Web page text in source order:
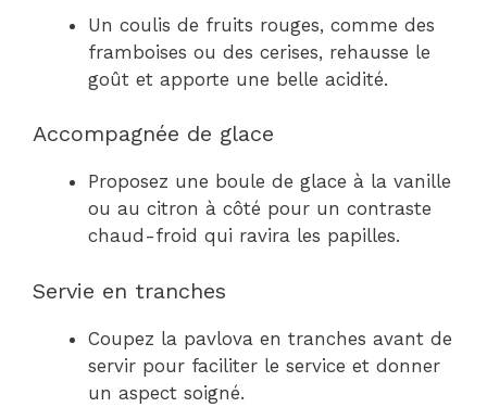
Un coulis de fruits rouges, comme des
framboises ou des cerises, rehausse le
goût et apporte une belle acidité.
Accompagnée de glace
Proposez une boule de glace à la vanille
ou au citron à côté pour un contraste
chaud-froid qui ravira les papilles.
Servie en tranches
Coupez la pavlova en tranches avant de
servir pour faciliter le service et donner
un aspect soigné.